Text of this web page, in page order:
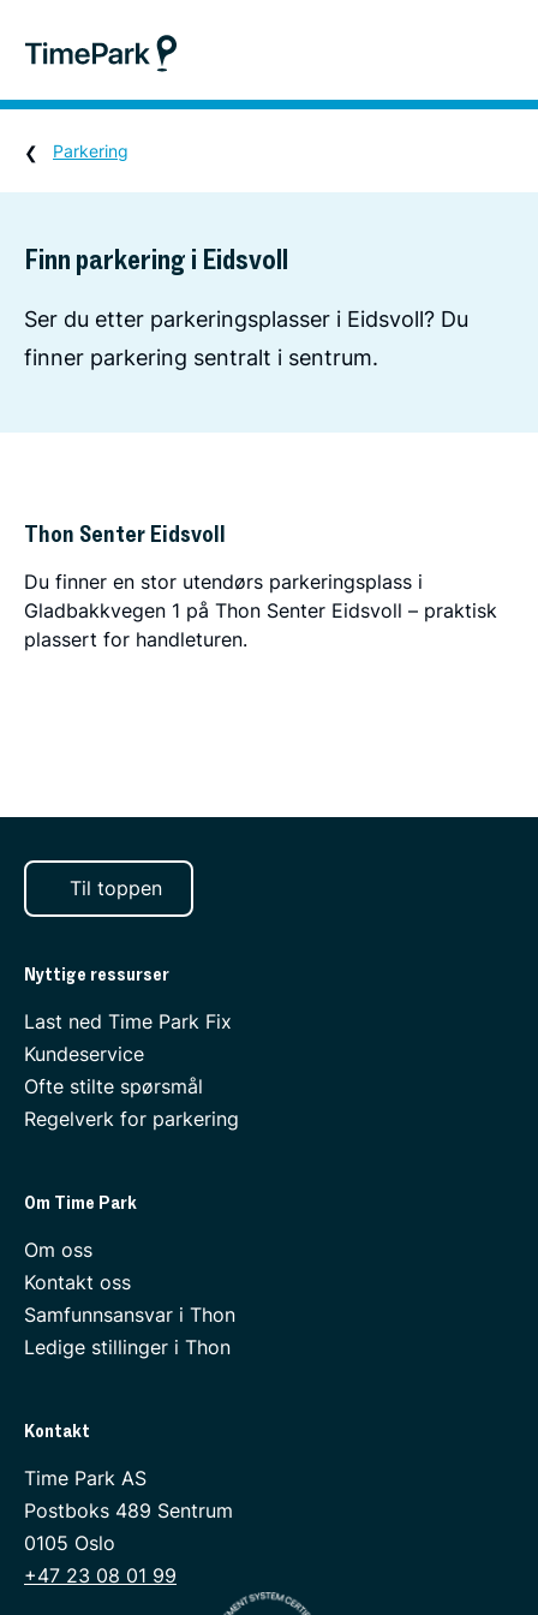
Parkering
Finn parkering i Eidsvoll
Ser du etter parkeringsplasser i Eidsvoll? Du
finner parkering sentralt i sentrum.
Thon Senter Eidsvoll
Du finner en stor utendørs parkeringsplass i
Gladbakkvegen 1 på Thon Senter Eidsvoll – praktisk
plassert for handleturen.
Til toppen
Nyttige ressurser
Last ned Time Park Fix
Kundeservice
Ofte stilte spørsmål
Regelverk for parkering
Om Time Park
Om oss
Kontakt oss
Samfunnsansvar i Thon
Ledige stillinger i Thon
Kontakt
Time Park AS
Postboks 489 Sentrum
0105 Oslo
Telefon:
+47 23 08 01 99